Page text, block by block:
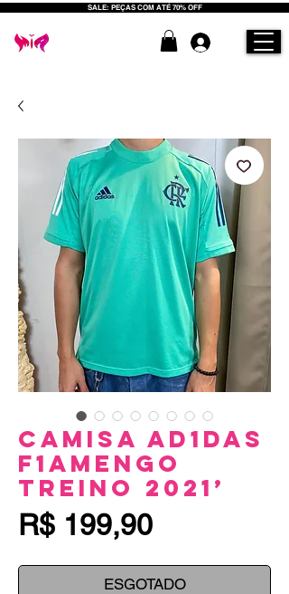
SALE: PEÇAS COM ATÉ 70% OFF
Camisa Ad1das
F1amengo
Treino 2021’
R$ 199,90Preço
ESGOTADO